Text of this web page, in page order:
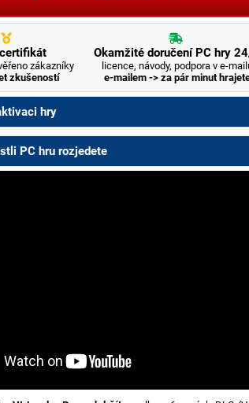
zákazníky
zkušeností
Okamžité doručení PC hry
licence, návody, podpora v e-
e-mailem -> za pár minut
hry
PC hru rozjedete